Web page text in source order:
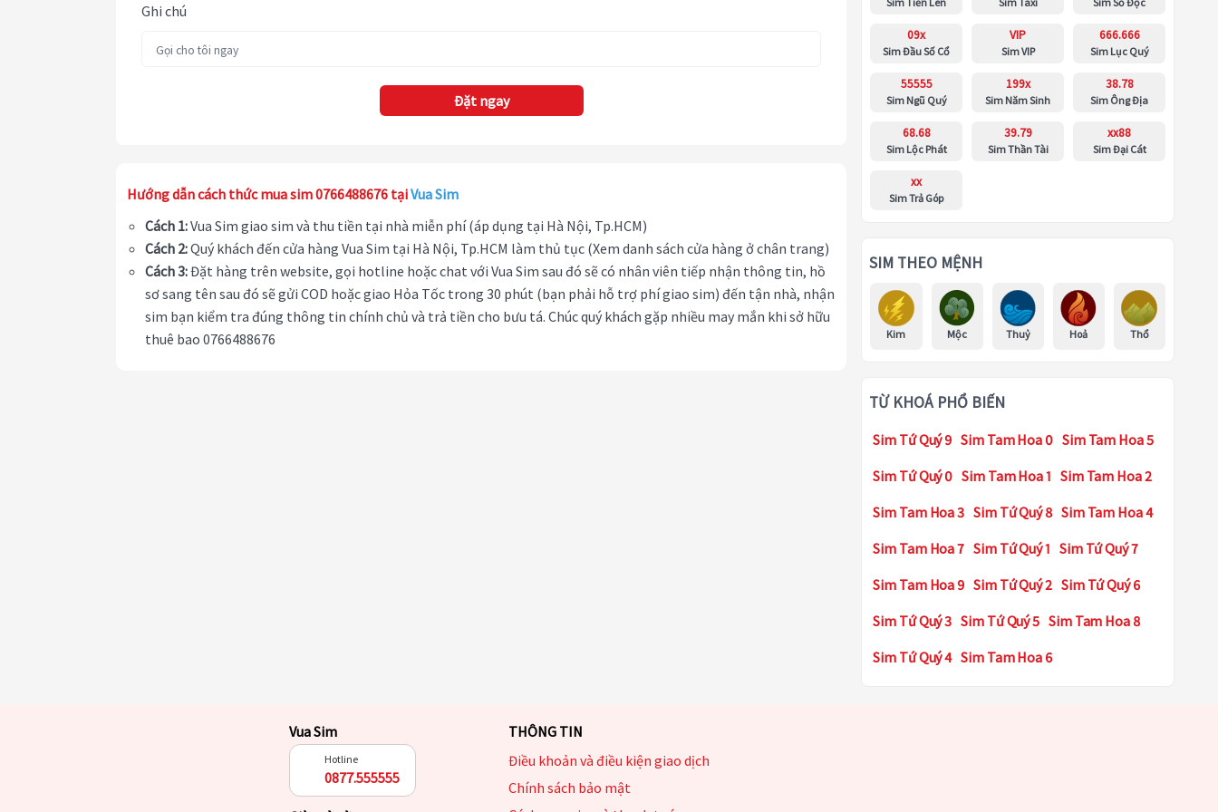
Ghi chú
Đặt ngay
Hướng dẫn cách thức mua sim 0766488676 tạiVua Sim
Cách 1:Vua Sim giao sim và thu tiền tại nhà miễn phí (áp dụng tại Hà Nội, Tp.HCM)
Cách 2:Quý khách đến cửa hàng Vua Sim tại Hà Nội, Tp.HCM làm thủ tục (Xem danh sách cửa hàng ở chân trang)
Cách 3:Đặt hàng trên website, gọi hotline hoặc chat với Vua Sim sau đó sẽ có nhân viên tiếp nhận thông tin, hồ
sơ sang tên sau đó sẽ gửi COD hoặc giao Hỏa Tốc trong 30 phút (bạn phải hỗ trợ phí giao sim) đến tận nhà, nhận
sim bạn kiểm tra đúng thông tin chính chủ và trả tiền cho bưu tá. Chúc quý khách gặp nhiều may mắn khi sở hữu
thuê bao 0766488676
09x
Sim Đầu Số Cổ
VIP
Sim VIP
666.666
Sim Lục Quý
55555
Sim Ngũ Quý
199x
Sim Năm Sinh
38.78
Sim Ông Địa
68.68
Sim Lộc Phát
39.79
Sim Thần Tài
xx88
Sim Đại Cát
xx
Sim Trả Góp
SIM THEO MỆNH
Kim Mộc Thuỷ Hoả Thổ
TỪ KHOÁ PHỔ BIẾN
Sim Tứ Quý 9 Sim Tam Hoa 0 Sim Tam Hoa 5
Sim Tứ Quý 0 Sim Tam Hoa 1 Sim Tam Hoa 2
Sim Tam Hoa 3 Sim Tứ Quý 8 Sim Tam Hoa 4
Sim Tam Hoa 7 Sim Tứ Quý 1 Sim Tứ Quý 7
Sim Tam Hoa 9 Sim Tứ Quý 2 Sim Tứ Quý 6
Sim Tứ Quý 3 Sim Tứ Quý 5 Sim Tam Hoa 8
Sim Tứ Quý 4 Sim Tam Hoa 6
Vua Sim
Hotline
0877.555555
THÔNG TIN
Điều khoản và điều kiện giao dịch
Chính sách bảo mật